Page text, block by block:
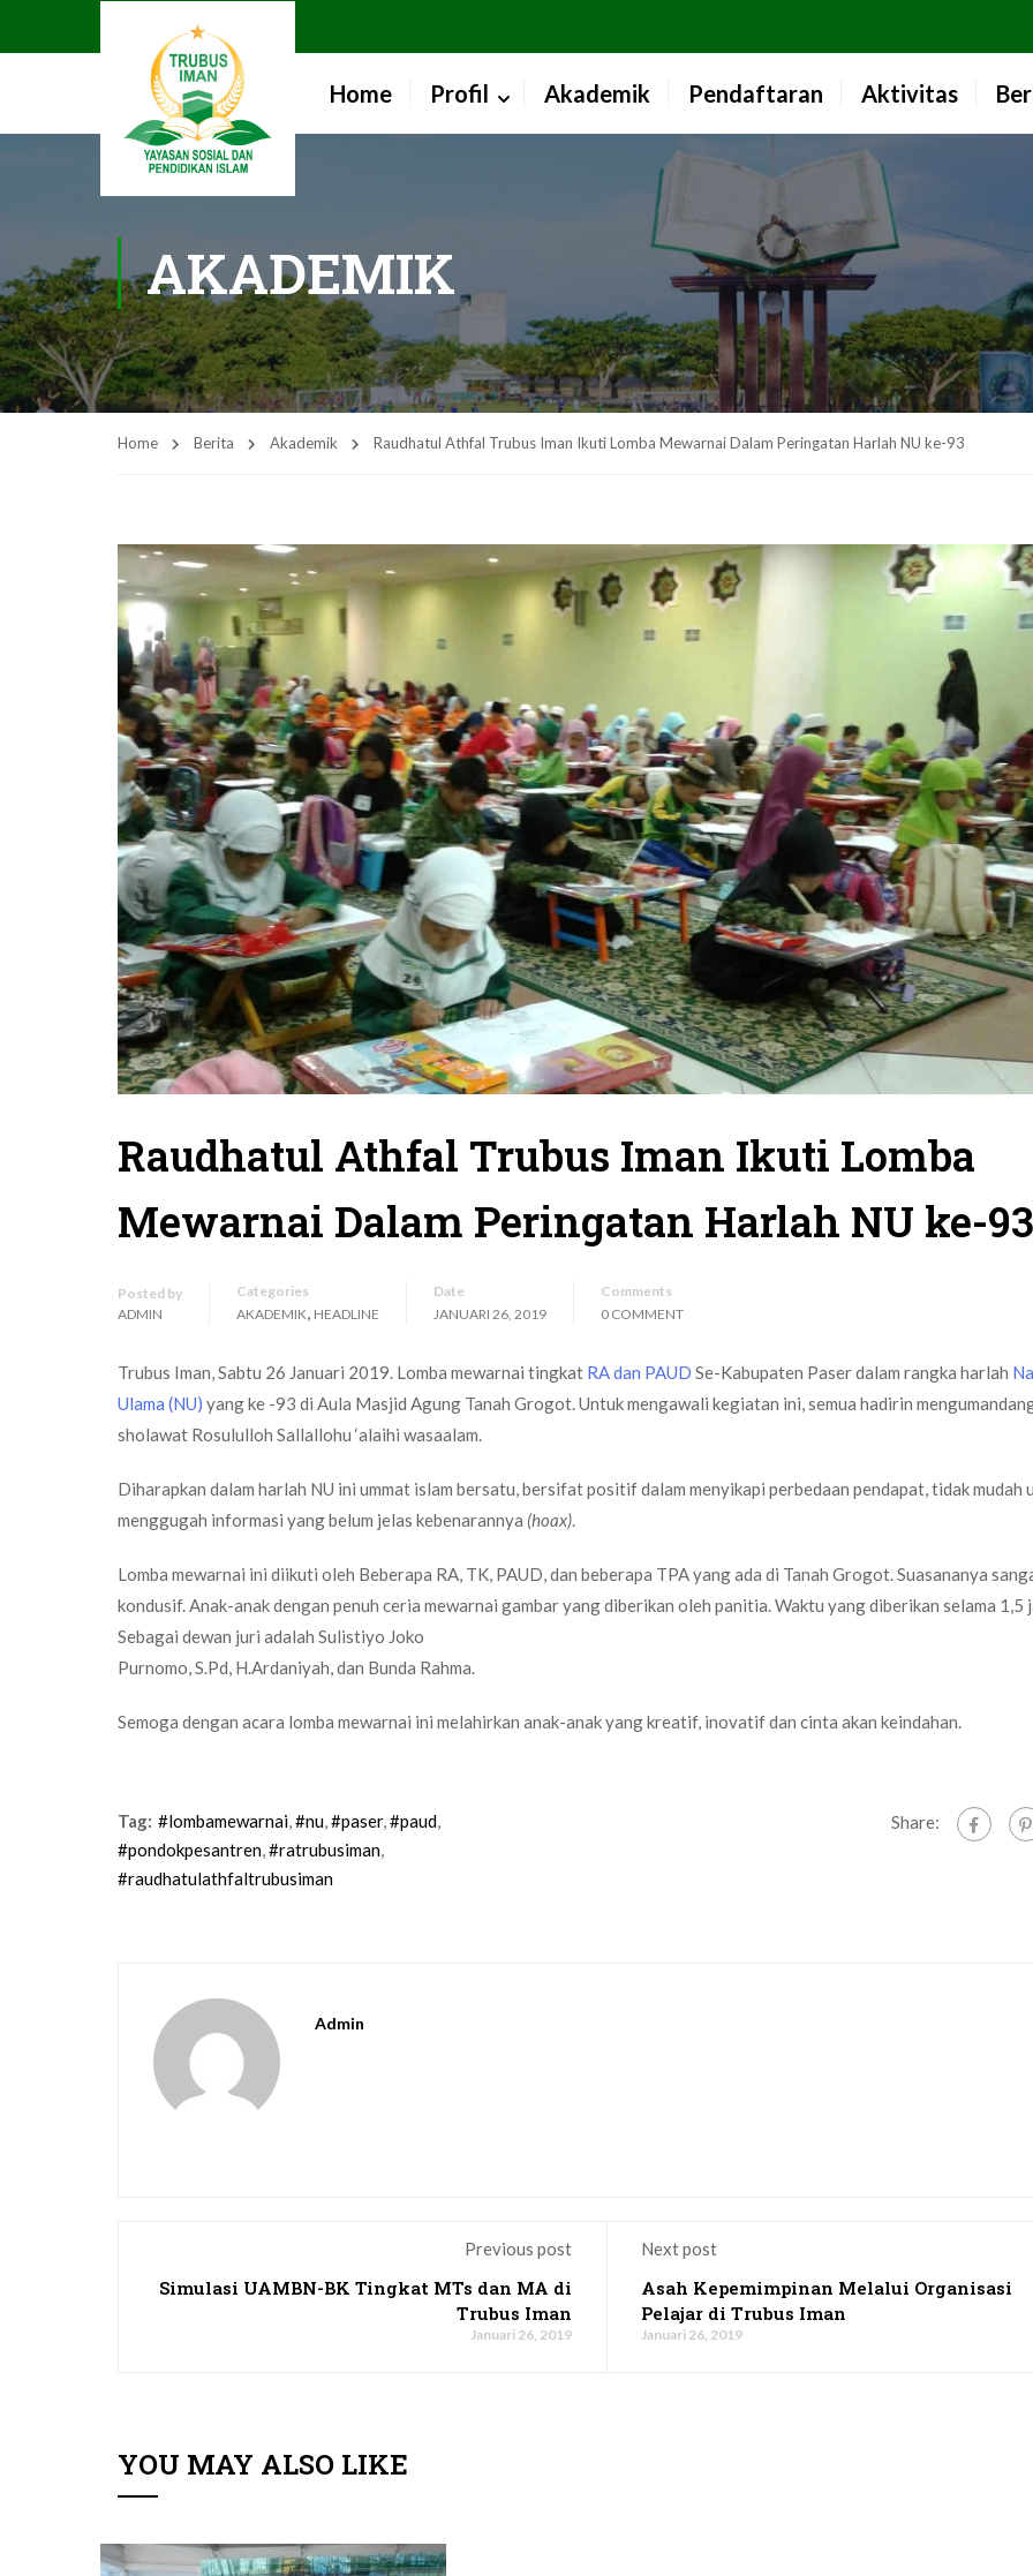
Home Profil Akademik Pendaftaran Aktivitas
AKADEMIK
Home Berita Akademik Raudhatul Athfal Trubus Iman Ikuti Lomba Mewarnai Dalam Peringatan Harlah NU ke-93
Raudhatul Athfal Trubus Iman Ikuti Lomba
Mewarnai Dalam Peringatan Harlah NU ke-93
Posted by
ADMIN
Categories
AKADEMIK, HEADLINE
Date
JANUARI 26, 2019
Comments
0 COMMENT
Trubus Iman, Sabtu 26 Januari 2019. Lomba mewarnai tingkat RA dan PAUD Se-Kabupaten Paser dalam rangka harlah
Ulama (NU) yang ke -93 di Aula Masjid Agung Tanah Grogot. Untuk mengawali kegiatan ini, semua hadirin
sholawat Rosululloh Sallallohu ‘alaihi wasaalam.
Diharapkan dalam harlah NU ini ummat islam bersatu, bersifat positif dalam menyikapi perbedaan pendapat, tidak mudah
menggugah informasi yang belum jelas kebenarannya (hoax).
Lomba mewarnai ini diikuti oleh Beberapa RA, TK, PAUD, dan beberapa TPA yang ada di Tanah Grogot. Suasananya
kondusif. Anak-anak dengan penuh ceria mewarnai gambar yang diberikan oleh panitia. Waktu yang diberikan selama 1,5
Sebagai dewan juri adalah Sulistiyo Joko
Purnomo, S.Pd, H.Ardaniyah, dan Bunda Rahma.
Semoga dengan acara lomba mewarnai ini melahirkan anak-anak yang kreatif, inovatif dan cinta akan keindahan.
Tag: #lombamewarnai,#nu,#paser,#paud,
#pondokpesantren,#ratrubusiman,
#raudhatulathfaltrubusiman
Share:
Admin
Previous post
Simulasi UAMBN-BK Tingkat MTs dan MA di
Trubus Iman
Januari 26, 2019
Next post
Asah Kepemimpinan Melalui Organisasi
Pelajar di Trubus Iman
Januari 26, 2019
YOU MAY ALSO LIKE